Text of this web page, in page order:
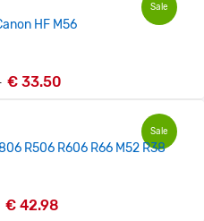
Sale
HF M56
€ 33.50
Sale
R506 R606 R66 M52 R38
€ 42.98